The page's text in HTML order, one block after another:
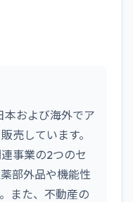
本および海外でア
売しています。
事業の2つのセ
部外品や機能性
また、不動産の